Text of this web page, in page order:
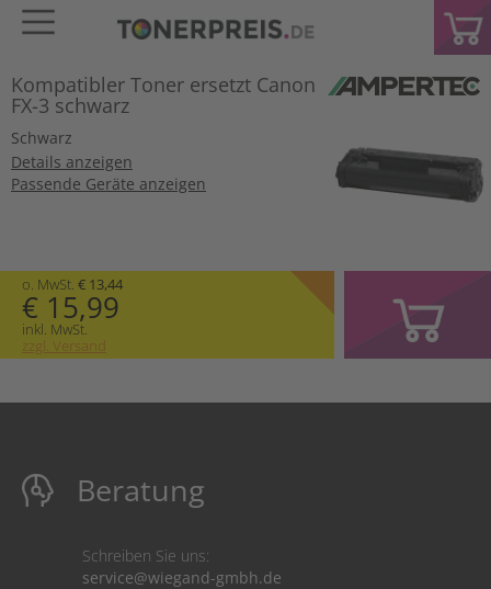
Kompatibler Toner ersetzt Canon
FX-3 schwarz
Schwarz
Details anzeigen
Passende Geräte anzeigen
o. MwSt. € 13,44
€ 15,99
inkl. MwSt.
zzgl. Versand
Beratung
Schreiben Sie uns:
service@wiegand-gmbh.de